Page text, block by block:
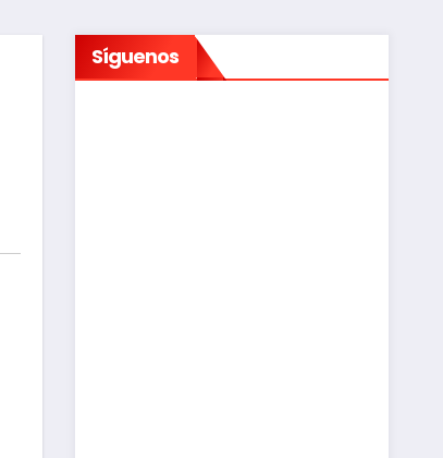
Síguenos